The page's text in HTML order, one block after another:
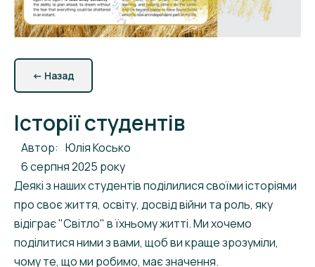
← Назад
Історії студентів
Автор: Юлія Косько
6 серпня 2025 року
Деякі з наших студентів поділилися своїми історіями
про своє життя, освіту, досвід війни та роль, яку
відіграє "Світло" в їхньому житті. Ми хочемо
поділитися ними з вами, щоб ви краще зрозуміли,
чому те, що ми робимо, має значення.